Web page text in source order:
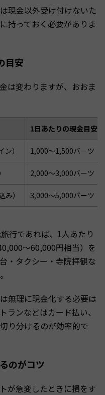
現金以外受け付けないた
持っておく必要がありま
目安
は変わりますが、おおま
1日あたりの現金目安
） 1,000〜1,500バーツ
2,000〜3,000バーツ
） 3,000〜5,000バーツ
行であれば、1人あたり
〜60,000円相当）を
・タクシー・寺院拝観な
無理に現金化する必要は
ランなどはカード払い、
り分けるのが効率的で
のがコツ
が急変したときに損をす